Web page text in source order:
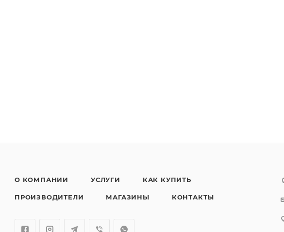
О КОМПАНИИ УСЛУГИ КАК КУПИТЬ
ПРОИЗВОДИТЕЛИ МАГАЗИНЫ КОНТАКТЫ